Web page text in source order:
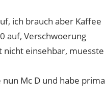
ich brauch aber Kaffee
auf, Verschwoerung
nicht einsehbar, muesste
Mc D und habe prima